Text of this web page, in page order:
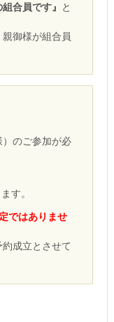
組合員です』
と
御様が組合員
のご参加が必
す。
ではありませ
成立とさせて